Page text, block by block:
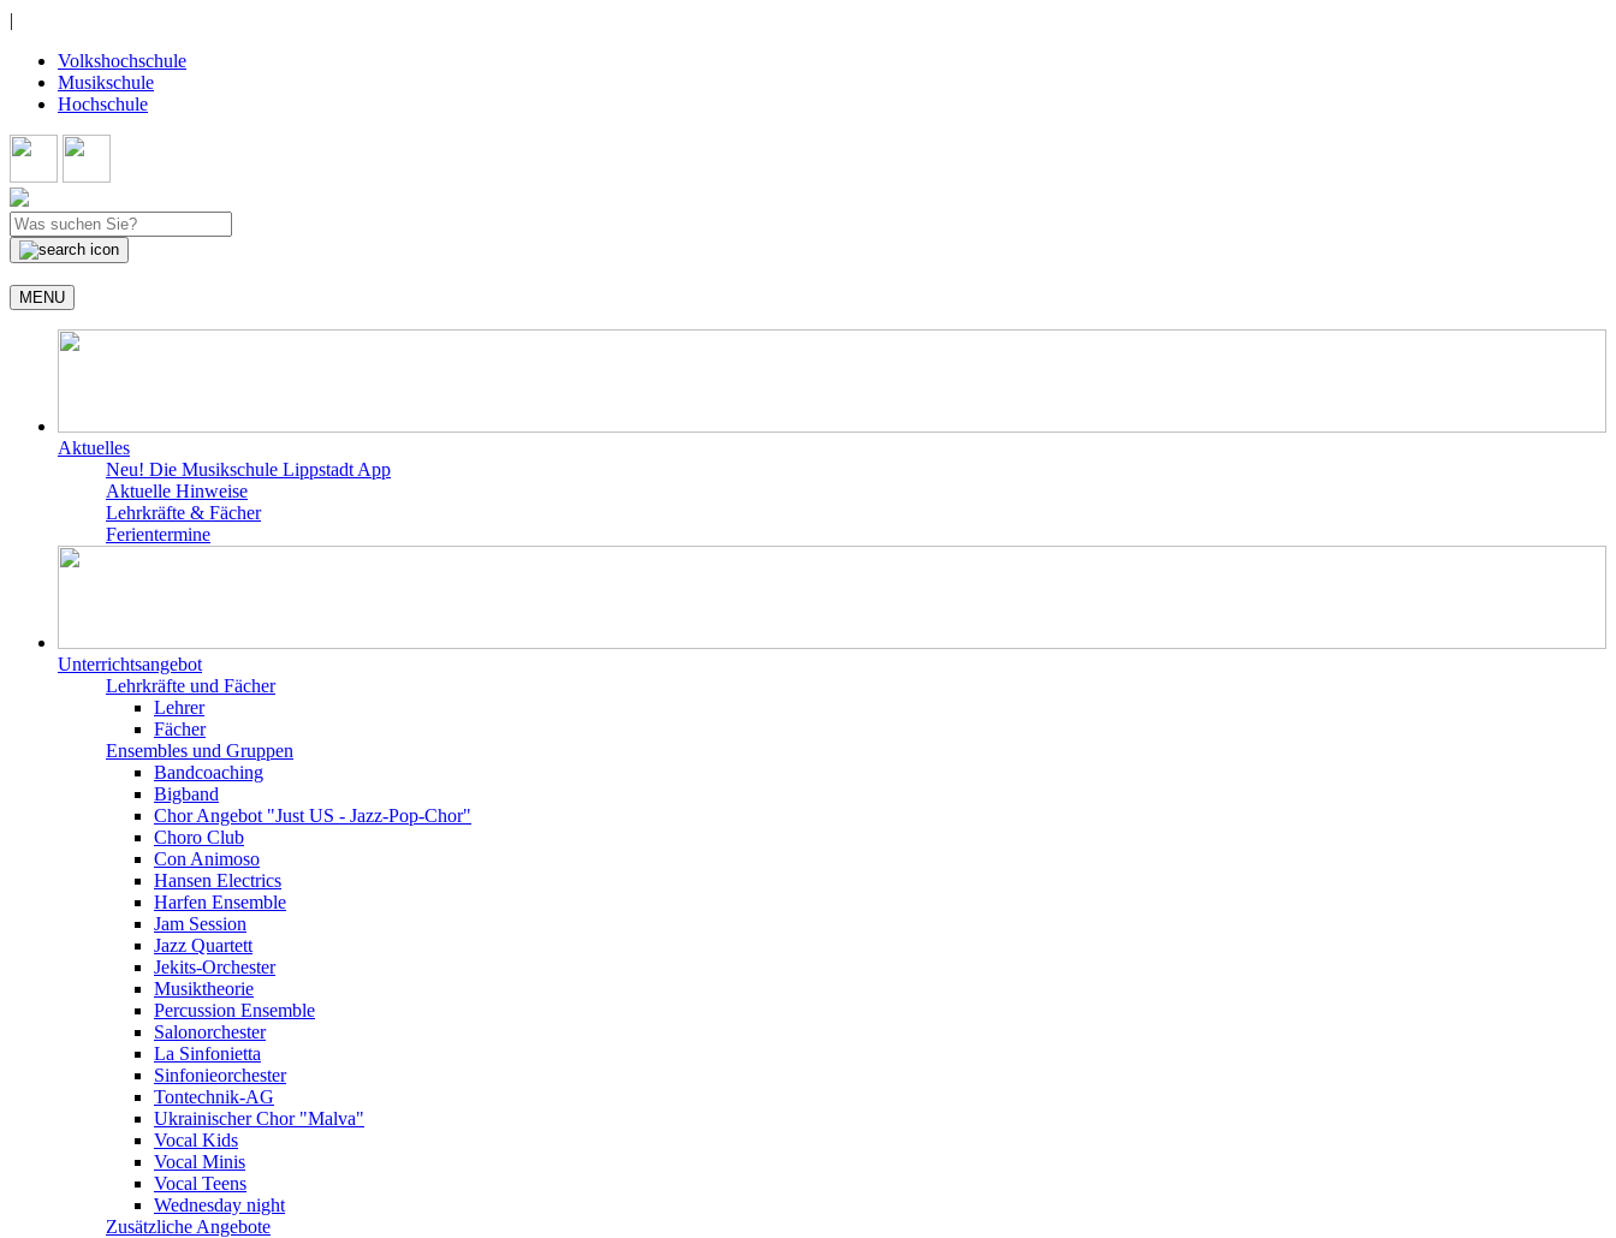
|
Volkshochschule
Musikschule
Hochschule
MENU
Aktuelles
Neu! Die Musikschule Lippstadt App
Aktuelle Hinweise
Lehrkräfte & Fächer
Ferientermine
Unterrichtsangebot
Lehrkräfte und Fächer
Lehrer
Fächer
Ensembles und Gruppen
Bandcoaching
Bigband
Chor Angebot "Just US - Jazz-Pop-Chor"
Choro Club
Con Animoso
Hansen Electrics
Harfen Ensemble
Jam Session
Jazz Quartett
Jekits-Orchester
Musiktheorie
Percussion Ensemble
Salonorchester
La Sinfonietta
Sinfonieorchester
Tontechnik-AG
Ukrainischer Chor "Malva"
Vocal Kids
Vocal Minis
Vocal Teens
Wednesday night
Zusätzliche Angebote